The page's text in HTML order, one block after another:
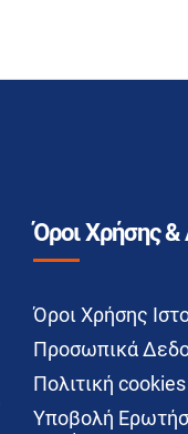
Όροι Χρήσης
Όροι Χρήσης
Προσωπικά
Πολιτική cookies
Υποβολή